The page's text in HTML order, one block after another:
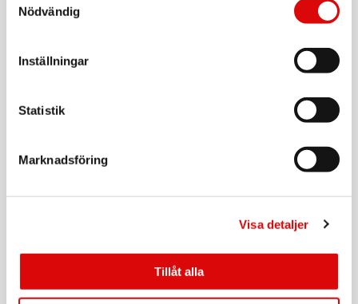
Nödvändig
Inställningar
Statistik
Marknadsföring
Visa detaljer
Tillåt alla
Stativ och skruvar
12V/2,5A strömadapter
Färg: Svart
Rek: 1 399,00 kr
KAMPANJ
Monitorfäste 17-32" 202mm Mellan Svart
Rek: 279,00 kr
KAMPANJ
Arbetsstation Sit-Stand 13-27"